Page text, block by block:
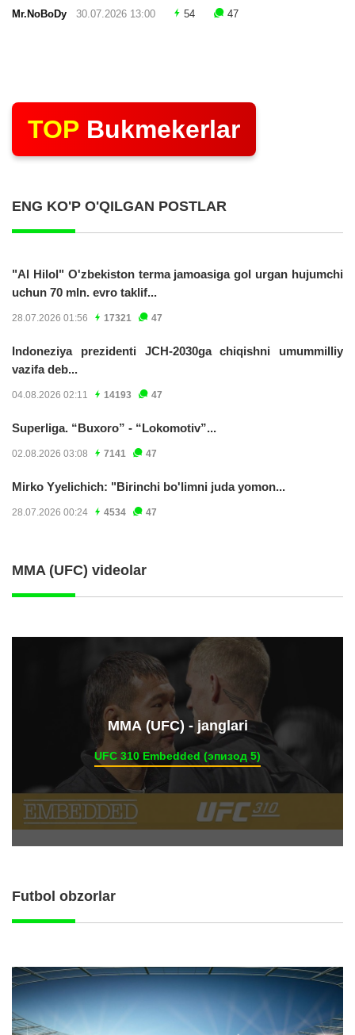
Mr.NoBoDy 30.07.2026 13:00 54 47
TOP Bukmekerlar
ENG KO'P O'QILGAN POSTLAR
"Al Hilol" O'zbekiston terma jamoasiga gol urgan hujumchi
uchun 70 mln. evro taklif...
28.07.2026 01:56 17321 47
Indoneziya prezidenti JCH-2030ga chiqishni umummilliy
vazifa deb...
04.08.2026 02:11 14193 47
Superliga. “Buxoro” - “Lokomotiv”...
02.08.2026 03:08 7141 47
Mirko Yyelichich: "Birinchi bo'limni juda yomon...
28.07.2026 00:24 4534 47
MMA (UFC) videolar
ММА (UFC) - janglari
UFC 310 Embedded (эпизод 5)
Futbol obzorlar